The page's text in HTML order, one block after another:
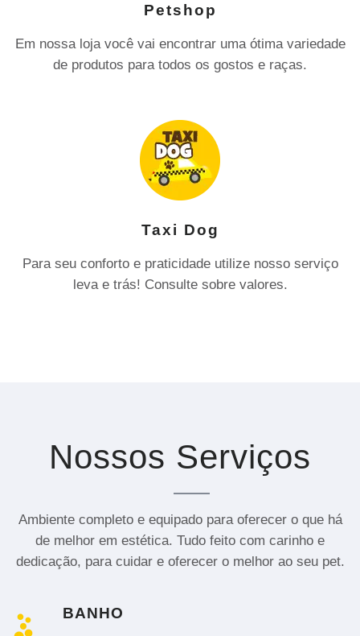
Petshop
Em nossa loja você vai encontrar uma ótima variedade
de produtos para todos os gostos e raças.
Taxi Dog
Para seu conforto e praticidade utilize nosso serviço
leva e trás! Consulte sobre valores.
Nossos Serviços
Ambiente completo e equipado para oferecer o que há
de melhor em estética. Tudo feito com carinho e
dedicação, para cuidar e oferecer o melhor ao seu pet.
BANHO